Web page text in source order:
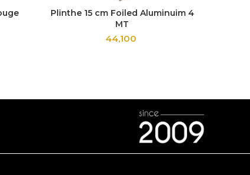
Plinthe 15 cm Foiled Aluminuim 4
MT
44,100